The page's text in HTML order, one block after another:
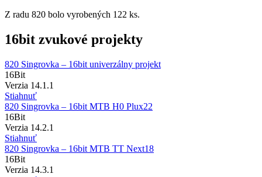
Z radu 820 bolo vyrobených 122 ks.
16bit zvukové projekty
820 Singrovka – 16bit univerzálny projekt
16Bit
Verzia 14.1.1
Stiahnuť
820 Singrovka – 16bit MTB H0 Plux22
16Bit
Verzia 14.2.1
Stiahnuť
820 Singrovka – 16bit MTB TT Next18
16Bit
Verzia 14.3.1